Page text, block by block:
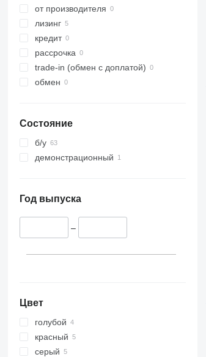
от производителя
лизинг
кредит
рассрочка
trade-in (обмен с доплатой)
обмен
Состояние
б/у
демонстрационный
Год выпуска
–
Цвет
голубой
красный
серый